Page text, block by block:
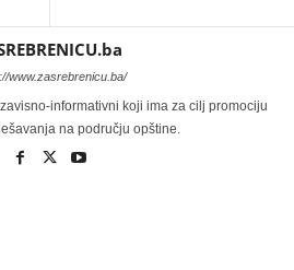
www.zasrebrenicu.ba/
informativni koji ima za cilj promociju
na području opštine.